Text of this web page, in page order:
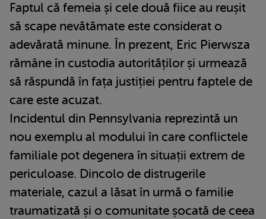
Faptul că femeia și cele două fiice au reușit
să scape nevătămate este considerat o
adevărată minune. În prezent, Eric Pierwsza
rămâne în custodia autorităților și urmează
să răspundă în fața justiției pentru faptele de
care este acuzat.
Incidentul din Pennsylvania reprezintă un
nou exemplu al modului în care conflictele
familiale pot degenera în situații extrem de
periculoase. Dincolo de distrugerile
materiale, cazul a lăsat în urmă o familie
traumatizată și o comunitate șocată de ceea